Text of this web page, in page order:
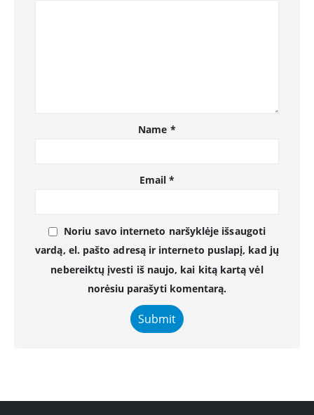
Name *
Email*
Noriu savo interneto naršyklėje išsaugoti
vardą, el. pašto adresą ir interneto puslapį, kad jų
nebereiktų įvesti iš naujo, kai kitą kartą vėl
norėsiu parašyti komentarą.